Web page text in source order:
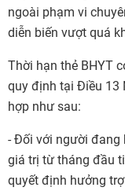
ngoài phạm vi
diễn biến vượt quá
Thời hạn thẻ BHYT
quy định tại Điều 13
hợp như sau:
- Đối với người đang
giá trị từ tháng đầu
quyết định hưởng